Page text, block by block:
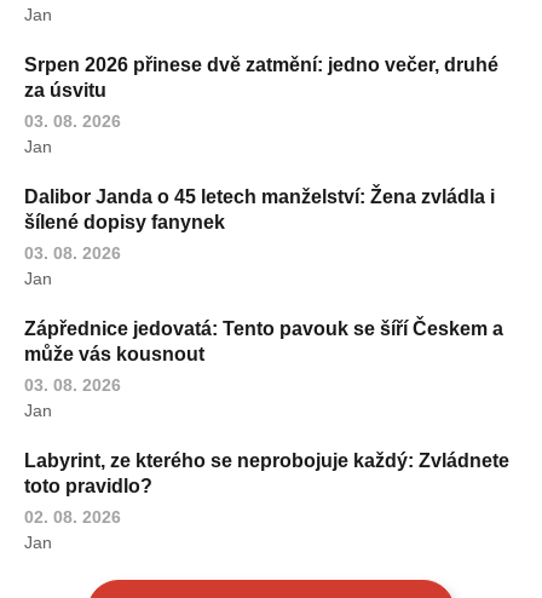
Jan
Srpen 2026 přinese dvě zatmění: jedno večer, druhé
za úsvitu
03. 08. 2026
Jan
Dalibor Janda o 45 letech manželství: Žena zvládla i
šílené dopisy fanynek
03. 08. 2026
Jan
Zápřednice jedovatá: Tento pavouk se šíří Českem a
může vás kousnout
03. 08. 2026
Jan
Labyrint, ze kterého se neprobojuje každý: Zvládnete
toto pravidlo?
02. 08. 2026
Jan